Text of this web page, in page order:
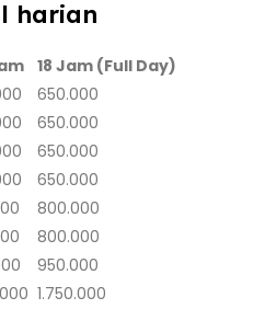
harian
18 Jam (Full Day)
650.000
650.000
650.000
650.000
800.000
800.000
950.000
1.750.000